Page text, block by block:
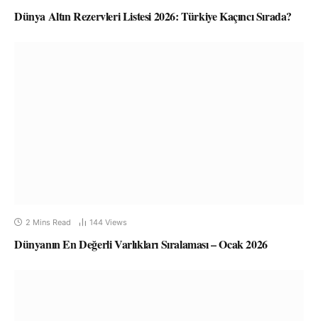
Dünya Altın Rezervleri Listesi 2026: Türkiye Kaçıncı Sırada?
2 Mins Read 144 Views
Dünyanın En Değerli Varlıkları Sıralaması – Ocak 2026